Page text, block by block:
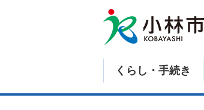
くらし・手続き